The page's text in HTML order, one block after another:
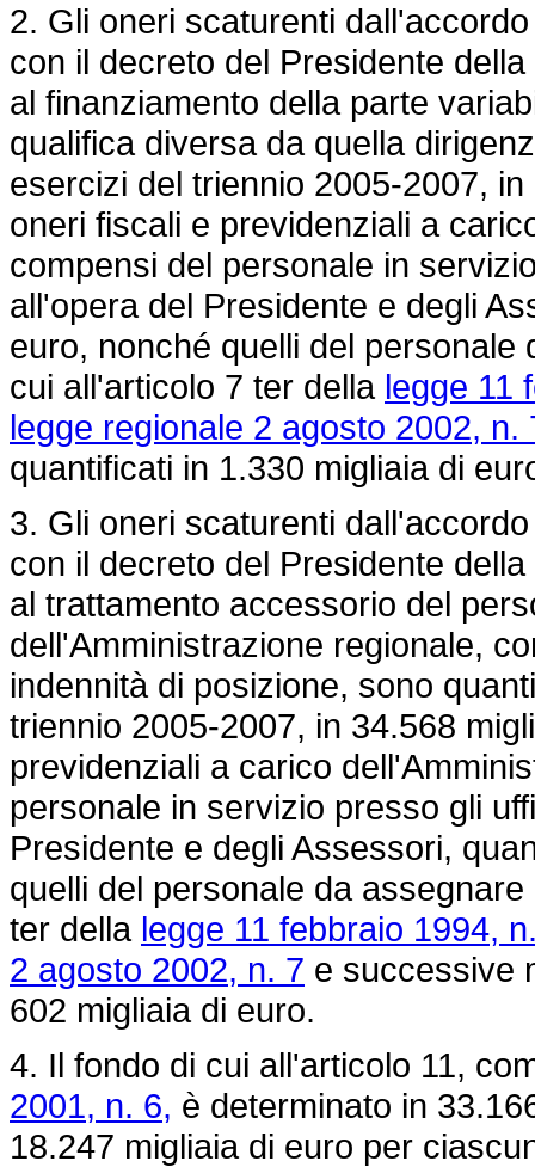
2. Gli oneri scaturenti
con il decreto del Presidente
al finanziamento della parte
qualifica diversa da quella
esercizi del triennio 2005-2007,
oneri fiscali e previdenziali a
compensi del personale in
all'opera del Presidente e degli
euro, nonché quelli del
cui all'articolo 7 ter della legge 11
legge regionale 2 agosto 2002, n.
quantificati in 1.330 migliaia di
3. Gli oneri scaturenti
con il decreto del Presidente
al trattamento accessorio del
dell'Amministrazione regionale,
indennità di posizione, sono
triennio 2005-2007, in 34.568
previdenziali a carico
personale in servizio presso gli
Presidente e degli Assessori,
quelli del personale da
ter della legge 11 febbraio 1994,
2 agosto 2002, n. 7 e successive
602 migliaia di euro.
4. Il fondo di cui all'articolo 11,
2001, n. 6, è determinato in
18.247 migliaia di euro per